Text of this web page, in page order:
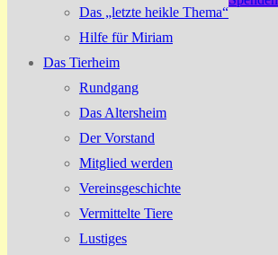
Das „letzte heikle Thema“
Hilfe für Miriam
Das Tierheim
Rundgang
Das Altersheim
Der Vorstand
Mitglied werden
Vereinsgeschichte
Vermittelte Tiere
Lustiges